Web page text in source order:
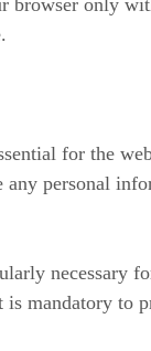
browser only
for the
any personal
necessary
is mandatory to